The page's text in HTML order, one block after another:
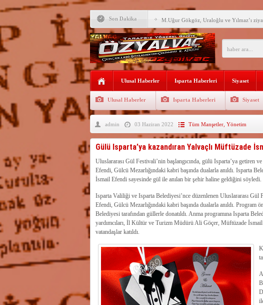
Son Dakika M.Uğur Gökgöz, Uraloğlu ve Yılmaz’ı
R.T.Erdoğan Millet Bahçesi’ne ilk gününde
YALVAÇ’TA LGS BAŞARISININ ADI:
EĞİTİM KURUMLARI
Fırsatları Avantaja Dönüştürecek Fuar:
TOKİ, Isparta’da 9 Gayrimenkulü Açık
Sunacak
Okullara TYP ile 30 bin güvenlik görevlisi
Yalvaç’ta LGS Başarısı Yükselişini
Uyaroğlu’nun konukları Özel, Tüfekçi ve
Bağkonak Muhtarı Başoda’dan masa başı
Ulusal Haberler Isparta Haberleri Siyaset
Ulusal Haberler Isparta Haberleri Siyaset
admin 03 Haziran 2022 Tüm Manşetler, Yönetim
Gülü Isparta’ya kazandıran Yalvaçlı Müftüzade
Uluslararası Gül Festivali’nin başlangıcında, gülü Isparta’ya getiren
Efendi, Gülcü Mezarlığındaki kabri başında dualarla anıldı. Isparta
İsmail Efendi sayesinde gül ile anılan bir şehir haline geldiğini söyledi.
Isparta Valiliği ve Isparta Belediyesi’nce düzenlenen Uluslararası
Efendi, Gülcü Mezarlığındaki kabri başında dualarla anıldı. Program
Belediyesi tarafından güllerle donatıldı. Anma programına Isparta
yardımcıları, İl Kültür ve Turizm Müdürü Ali Göçer, Müftüzade
vatandaşlar katıldı.